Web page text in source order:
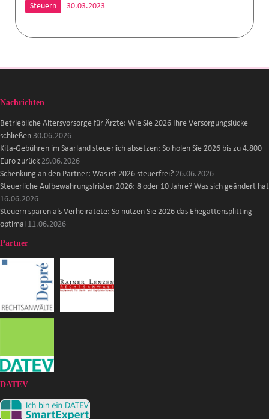
Steuern 30.03.2023
Nachrichten
Betriebliche Altersvorsorge für Ärzte: Wie Sie 2026 Ihre Versorgungslücke
schließen 30.06.2026
Kita-Gebühren im Saarland steuerlich absetzen: So holen Sie 2026 bis zu 4.800
Euro zurück 29.06.2026
Schenkung an den Partner: Was ist 2026 steuerfrei? 26.06.2026
Steuerliche Aufbewahrungsfristen 2026: 8 oder 10 Jahre? Was sich geändert hat
16.06.2026
Steuern sparen als Verheiratete: So nutzen Sie 2026 das Ehegattensplitting
optimal 11.06.2026
Partner
DATEV